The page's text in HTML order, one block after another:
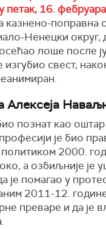
петак, 16. фебруара
казнено-поправна
Ненецки
лоше после
свест,
Алексеја
познат као
је био
политиком 2000.
а озбиљније је
је помагао у
2011-12.
преваре и да је